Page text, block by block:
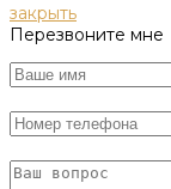
закрыть
Перезвоните мне